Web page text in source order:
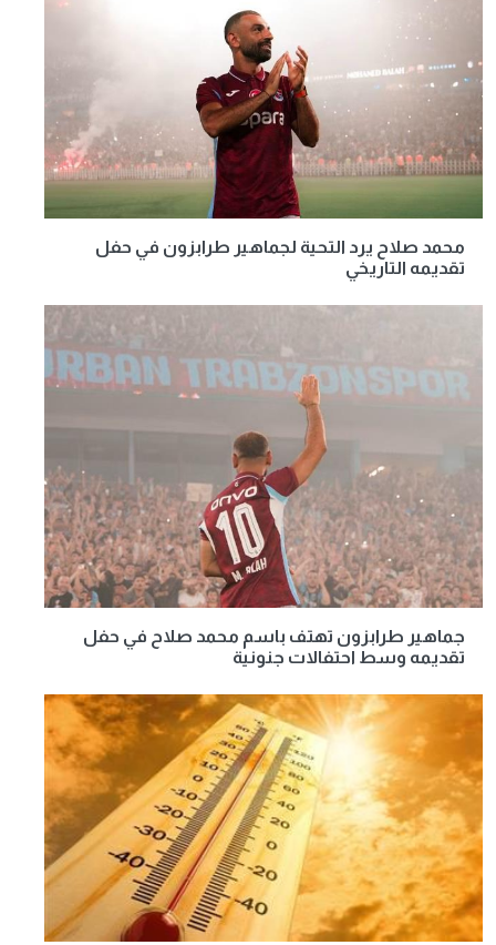
محمد صلاح يرد التحية لجماهير طرابزون في حفل
تقديمه التاريخي
جماهير طرابزون تهتف باسم محمد صلاح في حفل
تقديمه وسط احتفالات جنونية